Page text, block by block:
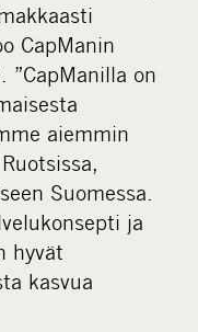
CapManin
”CapManilla on
aiemmin
Suomessa.
ja
hyvät
kasvua